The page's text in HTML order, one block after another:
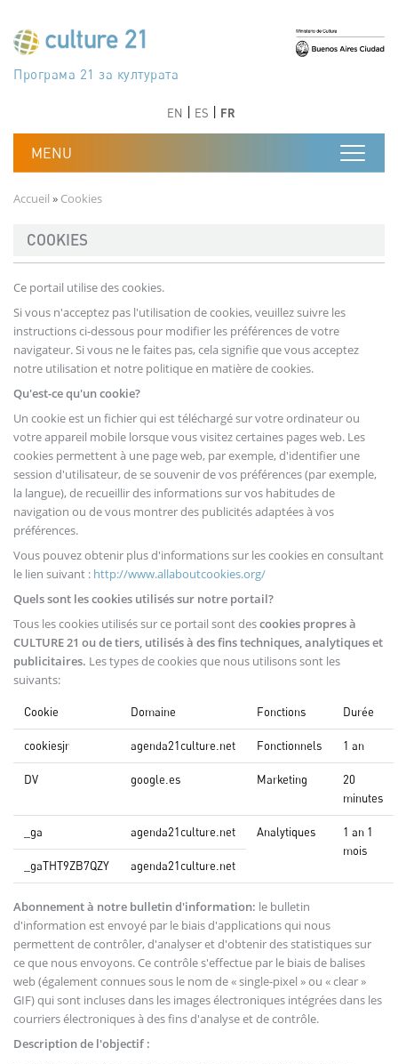
جدول أعمال القرن 21 للثقافة
Програма 21 за културата
Agenda 21 de la cultura
Agjenda 21 për kulturë
Agenda 21 van cultuur
Agenda 21 for culture
Kulturaren Agenda 21
Agenda 21 de la culture
Axenda 21 da cultura
Agenda 21 für Kultur
Agenda 21 della cultura
文化のためのアジェンダ21
دستورکار 21 برای فرهنگ
Agenda 21 dla kultury
Agenda 21 da cultura
Повестка дня 21 для культуры
Agenda 21 za kulturu
Agenda 21 de la cultura
Agenda 21 för kulturen
Kültür için Gündem 21
Порядок денний 21 для культури
EN ES FR
Fil d'Ariane
Accueil Cookies
COOKIES
Ce portail utilise des cookies.
Si vous n'acceptez pas l'utilisation de cookies, veuillez suivre les
instructions ci-dessous pour modifier les préférences de votre
navigateur. Si vous ne le faites pas, cela signifie que vous acceptez
notre utilisation et notre politique en matière de cookies.
Qu'est-ce qu'un cookie?
Un cookie est un fichier qui est téléchargé sur votre ordinateur ou
votre appareil mobile lorsque vous visitez certaines pages web. Les
cookies permettent à une page web, par exemple, d'identifier une
session d'utilisateur, de se souvenir de vos préférences (par exemple,
la langue), de recueillir des informations sur vos habitudes de
navigation ou de vous montrer des publicités adaptées à vos
préférences.
Vous pouvez obtenir plus d'informations sur les cookies en consultant
le lien suivant : http://www.allaboutcookies.org/
Quels sont les cookies utilisés sur notre portail?
Tous les cookies utilisés sur ce portail sont descookies propres à
CULTURE 21 ou de tiers, utilisés à des fins techniques, analytiques et
publicitaires. Les types de cookies que nous utilisons sont les
suivants:
Cookie Domaine Fonctions Durée
cookiesjr agenda21culture.net Fonctionnels 1 an
DV google.es Marketing
20
minutes
_ga agenda21culture.net Analytiques
1 an 1
mois
_gaTHT9ZB7QZY
agenda21culture.net
Abonnement à notre bulletin d'information: le bulletin
d'information est envoyé par le biais d'applications qui nous
permettent de contrôler, d'analyser et d'obtenir des statistiques sur
ce que nous envoyons. Ce contrôle s'effectue par le biais de balises
web (également connues sous le nom de « single-pixel » ou « clear »
GIF) qui sont incluses dans les images électroniques intégrées dans les
courriers électroniques à des fins d'analyse et de contrôle.
Description de l'objectif :